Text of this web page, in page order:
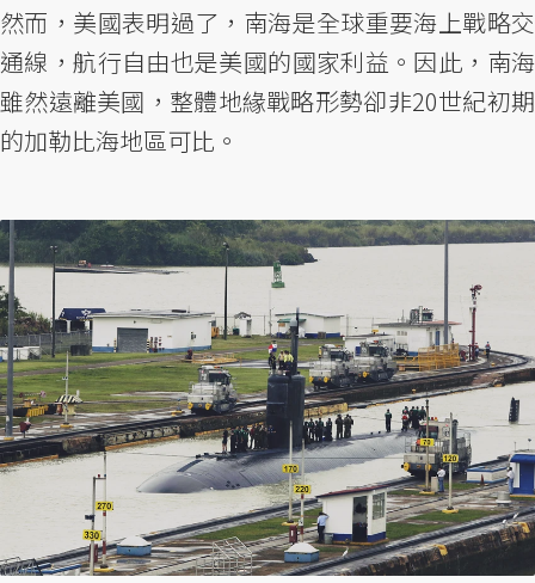
然而，美國表明過了，南海是全球重要海上戰略交
通線，航行自由也是美國的國家利益。因此，南海
雖然遠離美國，整體地緣戰略形勢卻非20世紀初期
的加勒比海地區可比。